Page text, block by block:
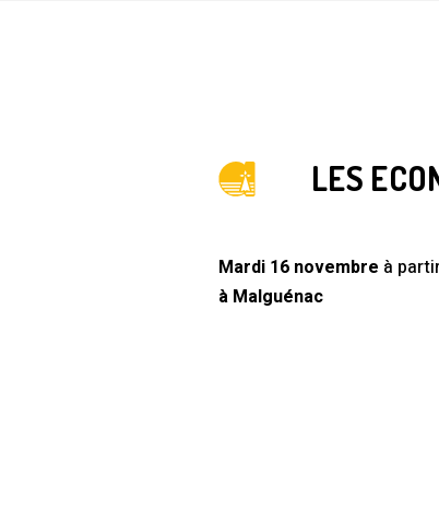
LES
Mardi 16 novembre à
à Malguénac